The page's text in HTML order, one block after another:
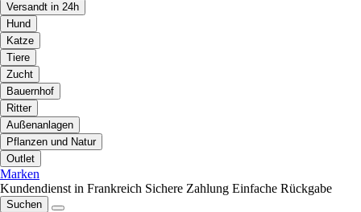
Versandt in 24h
Hund
Katze
Tiere
Zucht
Bauernhof
Ritter
Außenanlagen
Pflanzen und Natur
Outlet
Marken
Kundendienst in Frankreich Sichere Zahlung Einfache Rückgabe
Suchen